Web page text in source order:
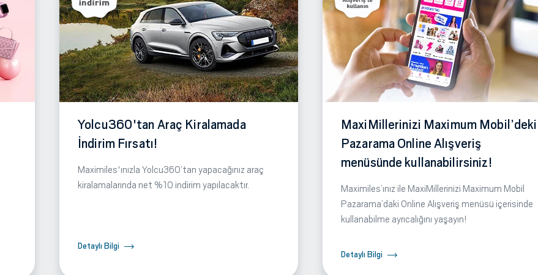
Yolcu360'tan Araç Kiralamada
İndirim Fırsatı!
Maximiles'ınızla Yolcu360’tan yapacağınız araç
kiralamalarında net %10 indirim yapılacaktır.
Detaylı Bilgi
MaxiMillerinizi Maximum Mobil’deki
Pazarama Online Alışveriş
menüsünde kullanabilirsiniz!
Maximiles’ınız ile MaxiMillerinizi Maximum Mobil
Pazarama’daki Online Alışveriş menüsü içerisinde
kullanabilme ayrıcalığını yaşayın!
Detaylı Bilgi